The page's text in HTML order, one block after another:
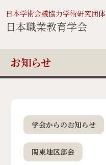
日本学術会議協力学術研究団体
日本職業教育学会
お知らせ
学会からのお知らせ
関東地区部会